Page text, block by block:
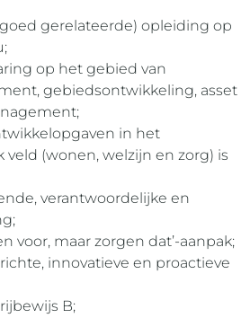
gerelateerde) opleiding op
op het gebied van
gebiedsontwikkeling, asset
in het
veld (wonen, welzijn en zorg) is
verantwoordelijke en
voor, maar zorgen dat’-aanpak;
innovatieve en proactieve
B;